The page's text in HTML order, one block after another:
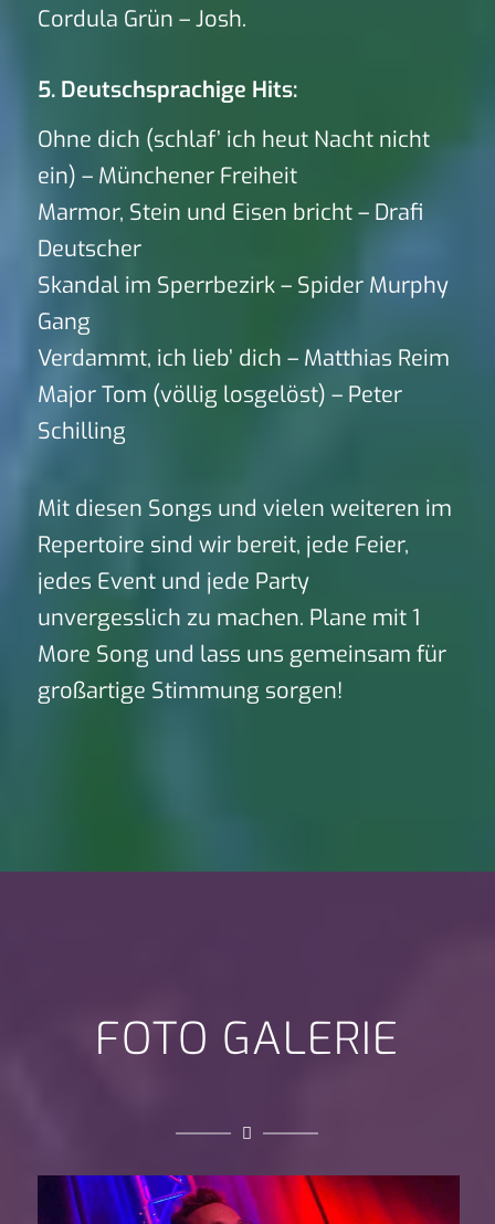
Cordula Grün – Josh.
5. Deutschsprachige Hits:
Ohne dich (schlaf’ ich heut Nacht nicht
ein) – Münchener Freiheit
Marmor, Stein und Eisen bricht – Drafi
Deutscher
Skandal im Sperrbezirk – Spider Murphy
Gang
Verdammt, ich lieb’ dich – Matthias Reim
Major Tom (völlig losgelöst) – Peter
Schilling
Mit diesen Songs und vielen weiteren im
Repertoire sind wir bereit, jede Feier,
jedes Event und jede Party
unvergesslich zu machen. Plane mit 1
More Song und lass uns gemeinsam für
großartige Stimmung sorgen!
FOTO GALERIE